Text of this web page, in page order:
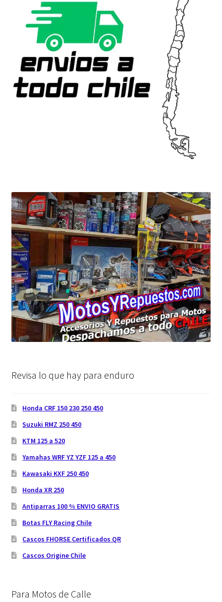
Revisa lo que hay para enduro
Honda CRF 150 230 250 450
Suzuki RMZ 250 450
KTM 125 a 520
Yamahas WRF YZ YZF 125 a 450
Kawasaki KXF 250 450
Honda XR 250
Antiparras 100 % ENVIO GRATIS
Botas FLY Racing Chile
Cascos FHORSE Certificados QR
Cascos Origine Chile
Para Motos de Calle